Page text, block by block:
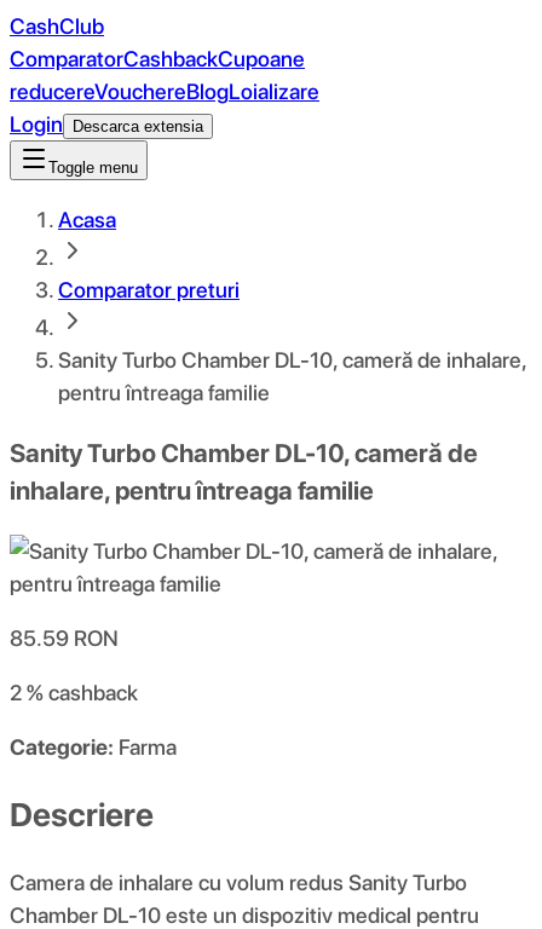
CashClub
ComparatorCashbackCupoane
reducereVouchereBlogLoializare
Login
Descarca extensia
Toggle menu
Acasa
Comparator preturi
Sanity Turbo Chamber DL-10, cameră de inhalare,
pentru întreaga familie
Sanity Turbo Chamber DL-10, cameră de
inhalare, pentru întreaga familie
85.59 RON
2 %cashback
Categorie: Farma
Descriere
Camera de inhalare cu volum redus Sanity Turbo
Chamber DL-10 este un dispozitiv medical pentru